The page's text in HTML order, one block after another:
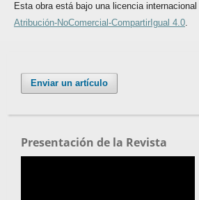
Esta obra está bajo una licencia internacional
Atribución-NoComercial-CompartirIgual 4.0.
Enviar un artículo
Presentación de la Revista